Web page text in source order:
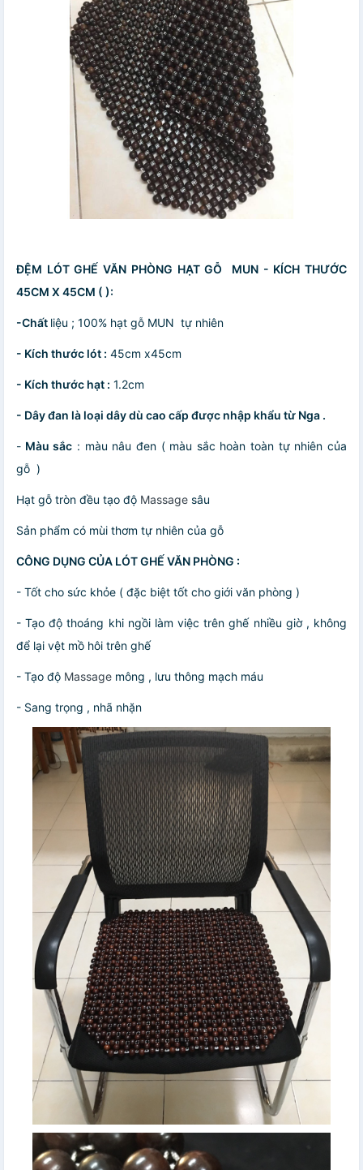
ĐỆM LÓT GHẾ VĂN PHÒNG HẠT GỖ MUN - KÍCH THƯỚC
45CM X 45CM ( ):
-Chất liệu ; 100% hạt gỗ MUN tự nhiên
- Kích thước lót : 45cm x45cm
- Kích thước hạt : 1.2cm
- Dây đan là loại dây dù cao cấp được nhập khẩu từ Nga .
- Màu sắc : màu nâu đen ( màu sắc hoàn toàn tự nhiên của
gỗ )
Hạt gỗ tròn đều tạo độ Massage sâu
Sản phẩm có mùi thơm tự nhiên của gỗ
CÔNG DỤNG CỦA LÓT GHẾ VĂN PHÒNG :
- Tốt cho sức khỏe ( đặc biệt tốt cho giới văn phòng )
- Tạo độ thoáng khi ngồi làm việc trên ghế nhiều giờ , không
để lại vệt mồ hôi trên ghế
- Tạo độ Massage mông , lưu thông mạch máu
- Sang trọng , nhã nhặn